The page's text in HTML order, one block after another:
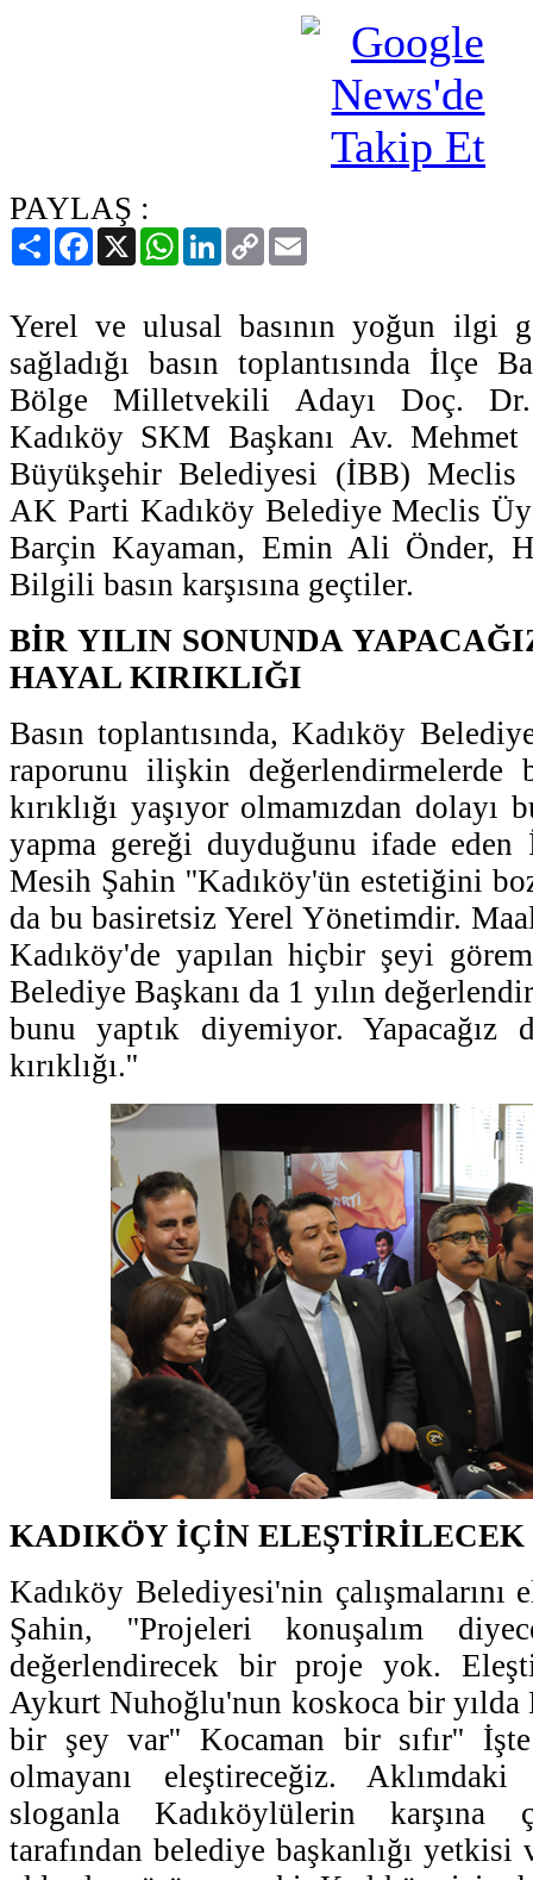
PAYLAŞ :
PaylaşFacebook
X WhatsAppLinkedIn
Copy
Link
Yerel ve ulusal basının yoğun ilgi
sağladığı basın toplantısında İlçe
Bölge Milletvekili Adayı Doç.
Kadıköy SKM Başkanı Av.
Büyükşehir Belediyesi (İBB) Meclis
AK Parti Kadıköy Belediye Meclis
Barçin Kayaman, Emin Ali Önder,
Bilgili basın karşısına geçtiler.
BİR YILIN SONUNDA
HAYAL KIRIKLIĞI
Basın toplantısında, Kadıköy
raporunu ilişkin değerlendirmelerde
kırıklığı yaşıyor olmamızdan dolayı
yapma gereği duyduğunu ifade eden
Mesih Şahin ''Kadıköy'ün estetiğini
da bu basiretsiz Yerel Yönetimdir.
Kadıköy'de yapılan hiçbir şeyi
Belediye Başkanı da 1 yılın
bunu yaptık diyemiyor. Yapacağız
kırıklığı.''
KADIKÖY İÇİN ELEŞTİRİLECEK
Kadıköy Belediyesi'nin çalışmalarını
Şahin, ''Projeleri konuşalım
değerlendirecek bir proje yok.
Aykurt Nuhoğlu'nun koskoca bir yılda
bir şey var'' Kocaman bir sıfır''
olmayanı eleştireceğiz.
sloganla Kadıköylülerin karşına
tarafından belediye başkanlığı